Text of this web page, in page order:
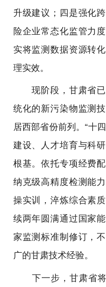
升级建议；四是强化
险企业常态化监管力
实将监测数据资源转
理实效。
现阶段，甘肃省已
统化的新污染物监测
居西部省份前列。“十
建设、人才培育与科
根基。依托专项经费
纳克级高精度检测能
操实训，淬炼综合素
续两年圆满通过国家
家监测标准制修订，
广的甘肃技术经验。
下一步，甘肃省将